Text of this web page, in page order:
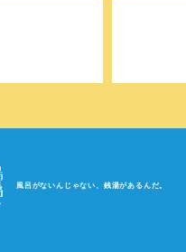
風呂がないんじゃない、銭湯があるんだ。